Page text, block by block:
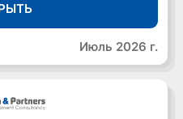
Июль 2026 г.